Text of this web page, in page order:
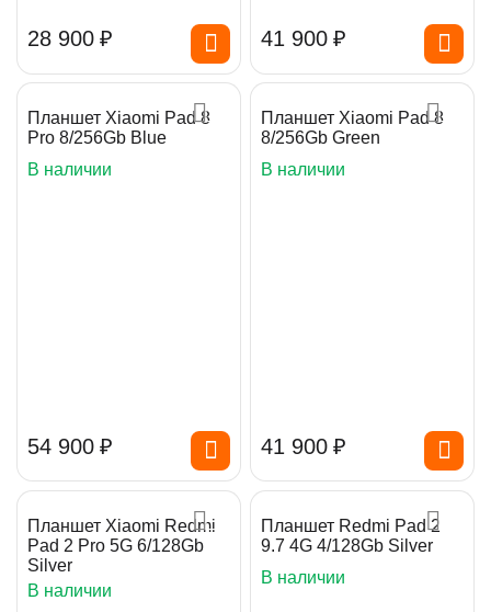
28 900 ₽ 41 900 ₽
Планшет Xiaomi Pad 8
Pro 8/256Gb Blue
В наличии
54 900 ₽
Планшет Xiaomi Pad 8
8/256Gb Green
В наличии
41 900 ₽
Планшет Xiaomi Redmi
Pad 2 Pro 5G 6/128Gb
Silver
В наличии
Планшет Redmi Pad 2
9.7 4G 4/128Gb Silver
В наличии